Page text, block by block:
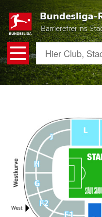
to
main
content
Bundesliga-
Barrierefrei ins